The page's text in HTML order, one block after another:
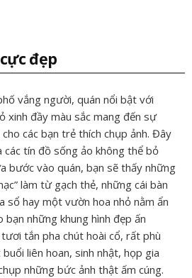
đẹp
vắng người, quán nổi bật với
xinh đầy màu sắc mang đến sự
các bạn trẻ thích chụp ảnh. Đây
các tín đồ sống ảo không thể bỏ
bước vào quán, bạn sẽ thấy những
làm từ gạch thẻ, những cái bàn
sổ hay một vườn hoa nhỏ nằm ẩn
bạn những khung hình đẹp ấn
tắn pha chút hoài cổ, rất phù
liên hoan, sinh nhật, họp gia
những bức ảnh thật ấm cúng.